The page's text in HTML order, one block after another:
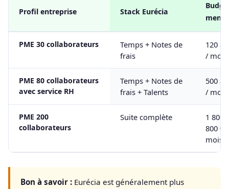
Profil entreprise Stack Eurécia
PME 30 collaborateurs
Temps + Notes de
frais
120 à
/ mois
PME 80 collaborateurs
avec service RH
Temps + Notes de
frais + Talents
500 à
/ mois
PME 200
collaborateurs
Suite complète
1 800
800 € /
mois
Bon à savoir : Eurécia est généralement plus